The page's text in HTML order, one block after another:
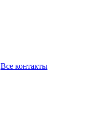
Все контакты